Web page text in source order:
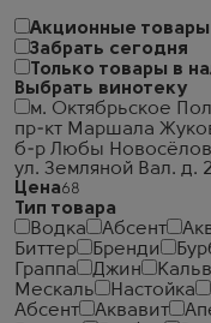
Акционные товары
Забрать сегодня
Только товары в
Выбрать винотеку
м. Октябрьское
пр-кт Маршала
б-р Любы
ул. Земляной Вал. д.
Цена
Тип товара
Водка
Абсент
Биттер
Бренди
Граппа
Джин
Мескаль
Настойка
Абсент
Аквавит